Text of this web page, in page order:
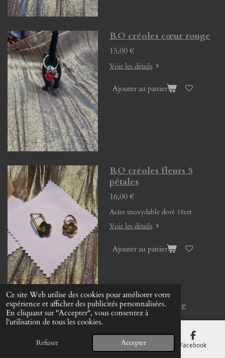
Ce site Web utilise des cookies pour améliorer votre
expérience et afficher des publicités personnalisées.
En cliquant sur "Accepter", vous consentez à
l'utilisation de tous les cookies.
Refuser Accepter
B.O créoles cœur rouge
15,00 €
Voir les détails
Ajouter au panier
B.O créoles fleurs 5
pétales
16,00 €
Acier inoxydable doré 18crt
Voir les détails
Ajouter au panier
B.O créoles pierre
naturelle
13,00 €
E-mail Carte Facebook